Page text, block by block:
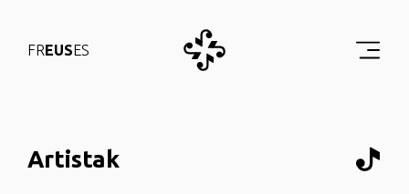
FREUSES
Artistak